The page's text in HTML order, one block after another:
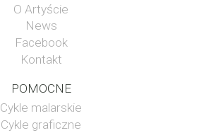
O Artyście
News
Facebook
Kontakt
POMOCNE
Cykle malarskie
Cykle graficzne